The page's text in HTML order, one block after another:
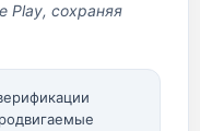
Play, сохраняя